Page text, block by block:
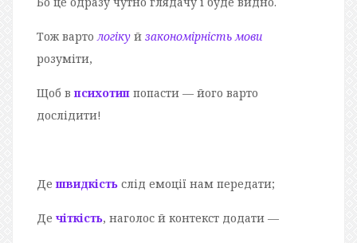
Тож варто логіку й закономірність мови
розуміти,
Щоб впсихотип попасти — його варто
дослідити!
Дешвидкість слід емоції нам передати;
Де чіткість, наголос й контекст додати —